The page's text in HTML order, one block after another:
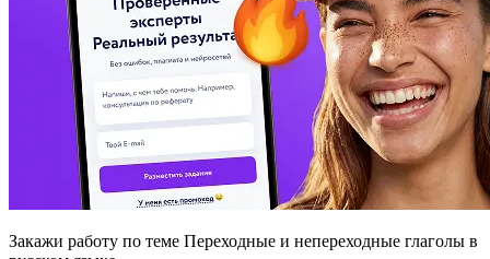
Закажи работу по теме Переходные и непереходные глаголы в